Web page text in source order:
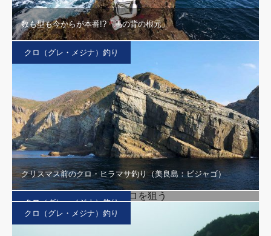
数も型も今からが本番!?「馬の背の根元」
クロ（グレ・メジナ）釣り
クリスマス前のクロ・ヒラマサ釣り（美良島：ビジャゴ）
クロ（グレ・メジナ）釣り
白瀬灯台で産卵直後のクロを狙う
クロ（グレ・メジナ）釣り